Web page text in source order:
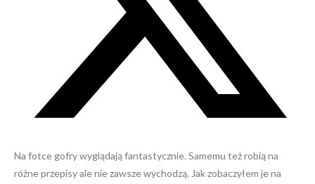
Na fotce gofry wyglądają fantastycznie. Samemu też robią na
różne przepisy ale nie zawsze wychodzą. Jak zobaczyłem je na